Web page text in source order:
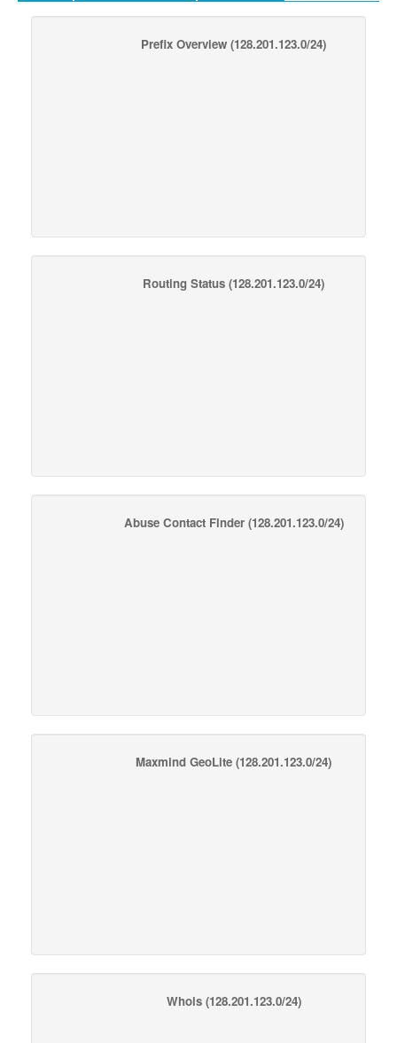
Prefix Overview (128.201.123.0/24)
Routing Status (128.201.123.0/24)
Abuse Contact Finder(128.201.123.0/24)
Maxmind GeoLite (128.201.123.0/24)
Whois(128.201.123.0/24)